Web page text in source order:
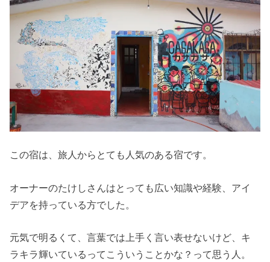
この宿は、旅人からとても人気のある宿です。
オーナーのたけしさんはとっても広い知識や経験、アイ
デアを持っている方でした。
元気で明るくて、言葉では上手く言い表せないけど、キ
ラキラ輝いているってこういうことかな？って思う人。